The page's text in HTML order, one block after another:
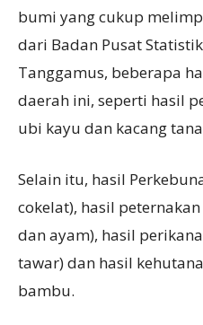
bumi yang cukup
dari Badan Pusat
Tanggamus, beberapa
daerah ini, seperti hasil
ubi kayu dan kacang
Selain itu, hasil
cokelat), hasil
dan ayam), hasil
tawar) dan hasil
bambu.